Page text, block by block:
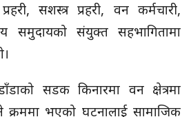
सशस्त्र प्रहरी, वन कर्मचारी,
समुदायको संयुक्त सहभागितामा
डाँडाको सडक किनारमा वन क्षेत्रमा
क्रममा भएको घटनालाई सामाजिक